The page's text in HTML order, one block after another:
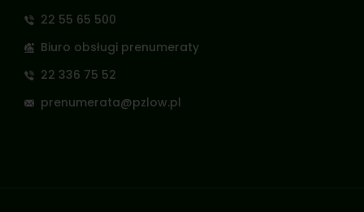
22 55 65 500
Biuro obsługi prenumeraty
22 336 75 52
prenumerata@pzlow.pl